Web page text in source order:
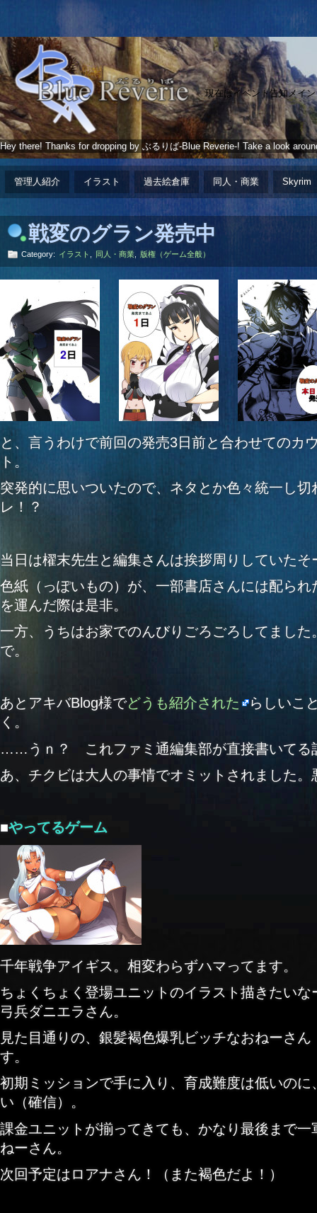
現在はイベント告知メイン
Hey there! Thanks for dropping by ぶるりば-Blue Reverie-! Take a look
管理人紹介 イラスト 過去絵倉庫 同人・商業 Skyrim
戦変のグラン発売中
Category: イラスト 同人・商業 版権（ゲーム全般）
と、言うわけで前回の発売3日前と合わせてのカ
ト。
突発的に思いついたので、ネタとか色々統一し
レ！？
当日は櫂末先生と編集さんは挨拶周りしていたそ
色紙（っぽいもの）が、一部書店さんには配ら
を運んだ際は是非。
一方、うちはお家でのんびりごろごろしてまし
で。
あとアキバBlog様でどうも紹介された
らしいこ
く。
……うｎ？ これファミ通編集部が直接書いてる
あ、チクビは大人の事情でオミットされました。
■やってるゲーム
千年戦争アイギス。相変わらずハマってます。
ちょくちょく登場ユニットのイラスト描きたい
弓兵ダニエラさん。
見た目通りの、銀髪褐色爆乳ビッチなおねーさ
す。
初期ミッションで手に入り、育成難度は低いの
い（確信）。
課金ユニットが揃ってきても、かなり最後まで
ねーさん。
次回予定はロアナさん！（また褐色だよ！）